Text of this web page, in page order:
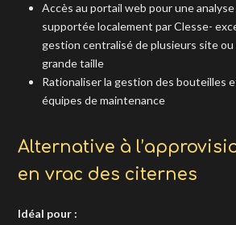
Accès au portail web pour une
supportée localement par Clesse-
gestion centralisé de plusieurs site
grande taille
Rationaliser la gestion des bouteilles
équipes de maintenance
Alternative à
en vrac des citernes
Idéal pour :